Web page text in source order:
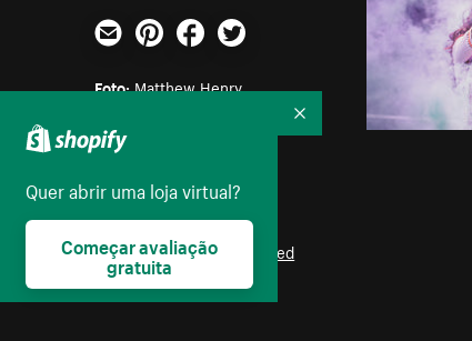
E-mailPinterestFacebookTwitter
Foto:Matthew Henry
Parte das coleções:
Licença:
Burst Some Rights Reserved
Quer abrir uma loja virtual?
Começar avaliação
gratuita
Recolher